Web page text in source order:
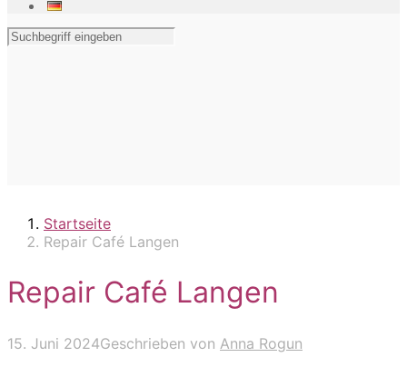
Startseite
Repair Café Langen
Repair Café Langen
15. Juni 2024Geschrieben von Anna Rogun